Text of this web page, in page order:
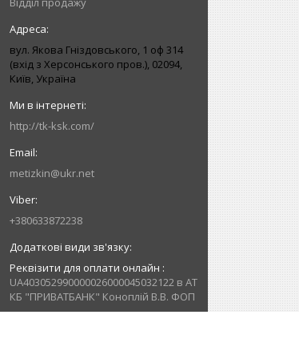
вул. Якова Гніздовського, 1 оф 314
(вхід з Херсонського пров.), 02094,
Київ, Україна
http://tk-ksk.com/
metizkin@ukr.net
+380633872238
Реквізити для оплати онлайн
UA403052990000026000045032122 в АТ
КБ "ПРИВАТБАНК" Коноплій В.В. ФОП